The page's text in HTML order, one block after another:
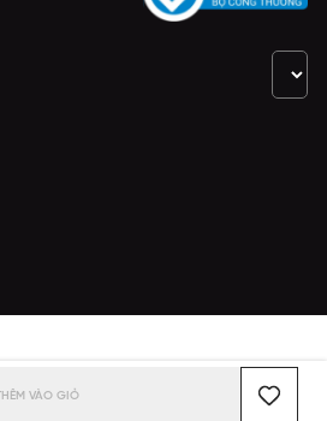
VÀO GIỎ